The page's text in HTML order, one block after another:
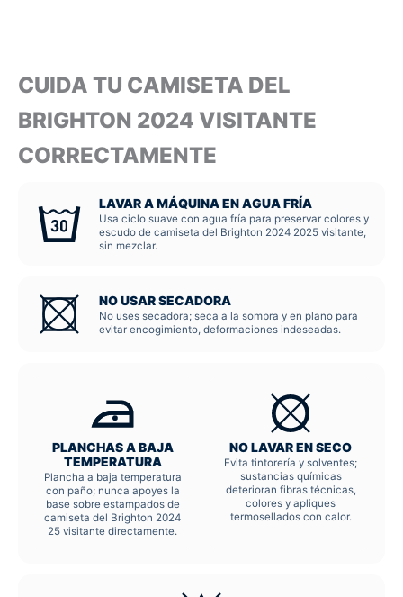
CUIDA TU CAMISETA DEL
BRIGHTON 2024 VISITANTE
CORRECTAMENTE
LAVAR A MÁQUINA EN AGUA FRÍA
Usa ciclo suave con agua fría para preservar colores y
escudo de camiseta del Brighton 2024 2025 visitante,
sin mezclar.
NO USAR SECADORA
No uses secadora; seca a la sombra y en plano para
evitar encogimiento, deformaciones indeseadas.
PLANCHAS A BAJA
TEMPERATURA
Plancha a baja temperatura
con paño; nunca apoyes la
base sobre estampados de
camiseta del Brighton 2024
25 visitante directamente.
NO LAVAR EN SECO
Evita tintorería y solventes;
sustancias químicas
deterioran fibras técnicas,
colores y apliques
termosellados con calor.